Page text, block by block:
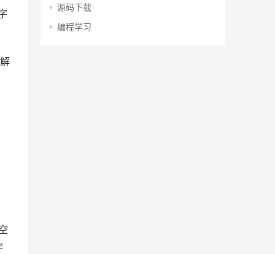
源码下载
编程学习